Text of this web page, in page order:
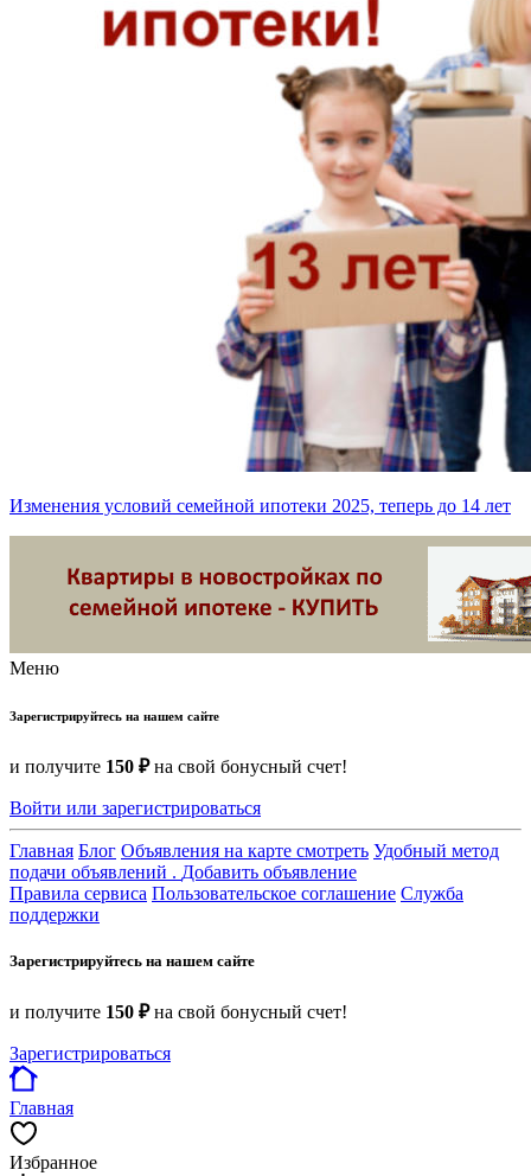
Изменения условий семейной ипотеки 2025, теперь до 14 лет
Меню
Зарегистрируйтесь на нашем сайте
и получите 150 ₽на свой бонусный счет!
Войти или зарегистрироваться
Главная Блог Объявления на карте смотреть Удобный метод
подачи объявлений . Добавить объявление
Правила сервиса Пользовательское соглашение Служба
поддержки
Зарегистрируйтесь на нашем сайте
и получите 150 ₽на свой бонусный счет!
Зарегистрироваться
Главная
Избранное